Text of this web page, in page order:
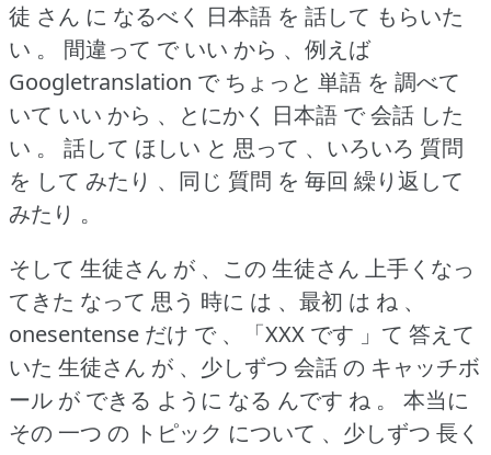
徒 さん に なるべく 日本語 を 話して もらいた
い 。
間違って で いい から 、例えば
Googletranslation で ちょっと 単語 を 調べて
いて いい から 、とにかく 日本語 で 会話 した
い 。
話して ほしい と 思って 、いろいろ 質問
を して みたり 、同じ 質問 を 毎回 繰り返して
みたり 。
そして 生徒さん が 、この 生徒さん 上手くなっ
てきた なって 思う 時に は 、最初 は ね 、
onesentense だけ で 、「XXX です 」て 答えて
いた 生徒さん が 、少しずつ 会話 の キャッチボ
ール が できる ように なる んです ね 。
本当に
その 一つ の トピック について 、少しずつ 長く